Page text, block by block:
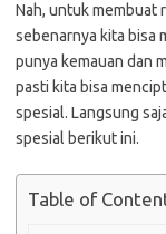
Nah, untuk membuat
sebenarnya kita bisa
punya kemauan dan
pasti kita bisa
spesial. Langsung
spesial berikut ini.
Table of